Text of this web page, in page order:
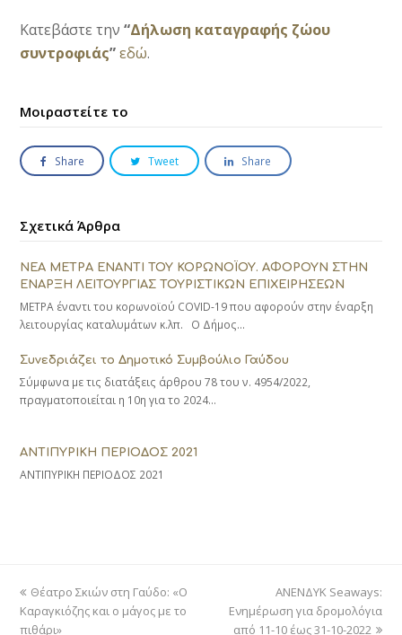
Κατεβάστε την“Δήλωση καταγραφής ζώου
συντροφιάς”εδώ.
Μοιραστείτε το
Share Tweet Share
Σχετικά Άρθρα
ΝΕΑ ΜΕΤΡΑ ΕΝΑΝΤΙ ΤΟΥ ΚΟΡΩΝΟΪΟΥ. ΑΦΟΡΟΥΝ ΣΤΗΝ
ΕΝΑΡΞΗ ΛΕΙΤΟΥΡΓΙΑΣ ΤΟΥΡΙΣΤΙΚΩΝ ΕΠΙΧΕΙΡΗΣΕΩΝ
ΜΕΤΡΑ έναντι του κορωνοϊού COVID-19 που αφορούν στην έναρξη
λειτουργίας καταλυμάτων κ.λπ. Ο Δήμος…
Συνεδριάζει το Δημοτικό Συμβούλιο Γαύδου
Σύμφωνα με τις διατάξεις άρθρου 78 του ν. 4954/2022,
πραγματοποιείται η 10η για το 2024…
ΑΝΤΙΠΥΡΙΚΗ ΠΕΡΙΟΔΟΣ 2021
ΑΝΤΙΠΥΡΙΚΗ ΠΕΡΙΟΔΟΣ 2021
previous
post:
Θέατρο Σκιών στη Γαύδο: «Ο
Καραγκιόζης και ο μάγος με το
πιθάρι»
next
post:
ΑΝΕΝΔΥΚ Seaways:
Ενημέρωση για δρομολόγια
από 11-10 έως 31-10-2022